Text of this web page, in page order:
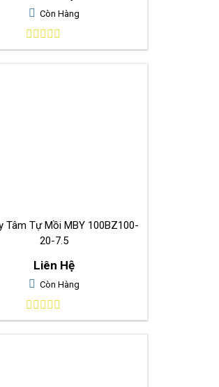
Còn Hàng
0
out
Tâm Tự Mồi MBY 100BZ100-
20-7.5
Liên Hệ
Còn Hàng
0
out